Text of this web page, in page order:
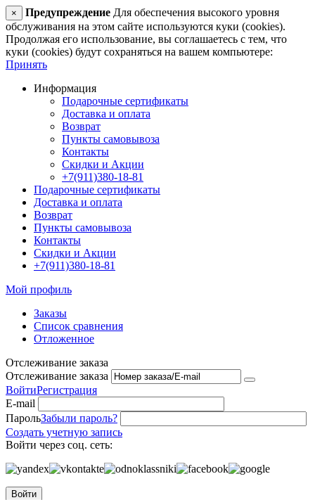
× Предупреждение Для обеспечения высокого уровня
обслуживания на этом сайте используются куки (cookies).
Продолжая его использование, вы соглашаетесь с тем, что
куки (cookies) будут сохраняться на вашем компьютере:
Принять
Информация
Подарочные сертификаты
Доставка и оплата
Возврат
Пункты самовывоза
Контакты
Скидки и Акции
+7(911)380-18-81
Подарочные сертификаты
Доставка и оплата
Возврат
Пункты самовывоза
Контакты
Скидки и Акции
+7(911)380-18-81
Мой профиль
Заказы
Список сравнения
Отложенное
Отслеживание заказа
Отслеживание заказа
ВойтиРегистрация
E-mail
ПарольЗабыли пароль?
Создать учетную запись
Войти через соц. сеть:
Войти